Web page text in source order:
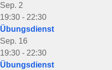
Sep. 2
19:30 - 22:30
Übungsdienst
Sep. 16
19:30 - 22:30
Übungsdienst